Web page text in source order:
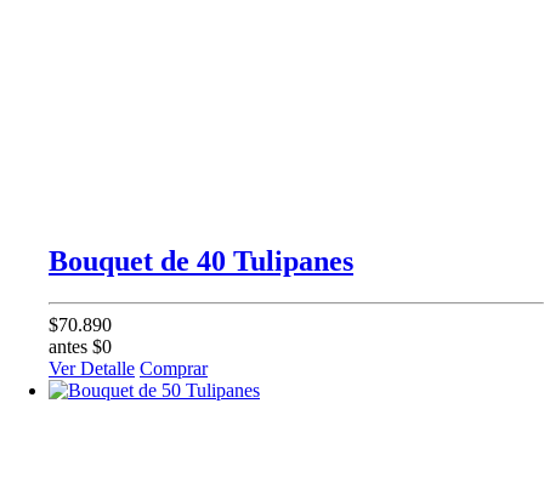
Bouquet de 40 Tulipanes
$70.890
antes $0
Ver Detalle Comprar